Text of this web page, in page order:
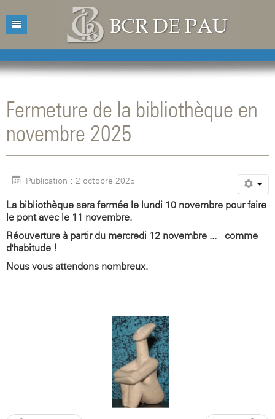
Accueil
Présentation
Horaires d'ouvertures
Mentions légales
Catalogue
Catalogue des livres
Acquisitions
Conférences
Agenda
Fermeture de la bibliothèque en
novembre 2025
Publication : 2 octobre 2025
La bibliothèque sera fermée le lundi 10 novembre pour faire
le pont avec le 11 novembre.
Réouverture à partir du mercredi 12 novembre ... comme
d'habitude !
Nous vous attendons nombreux.